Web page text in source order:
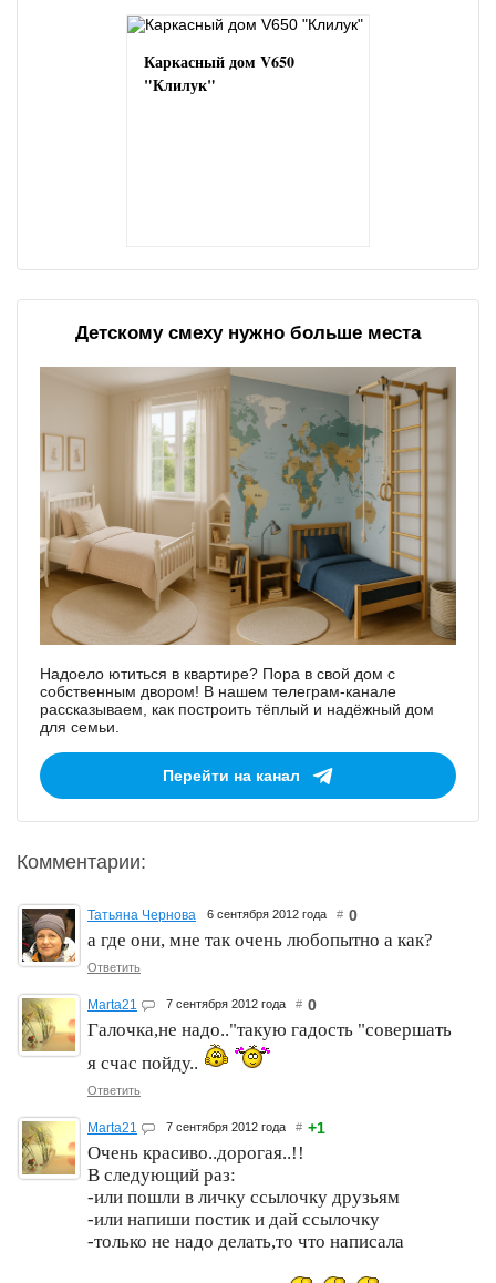
Каркасный дом V650
"Клилук"
Детскому смеху нужно больше места
Надоело ютиться в квартире? Пора в свой дом с
собственным двором! В нашем телеграм-канале
рассказываем, как построить тёплый и надёжный дом
для семьи.
Перейти на канал
Комментарии:
Татьяна Чернова 6 сентября 2012 года # 0
а где они, мне так очень любопытно а как?
Ответить
Marta21 7 сентября 2012 года # 0
Галочка,не надо.."такую гадость "совершать
я счас пойду..
Ответить
Marta21 7 сентября 2012 года # +1
Очень красиво..дорогая..!!
В следующий раз:
-или пошли в личку ссылочку друзьям
-или напиши постик и дай ссылочку
-только не надо делать,то что написала